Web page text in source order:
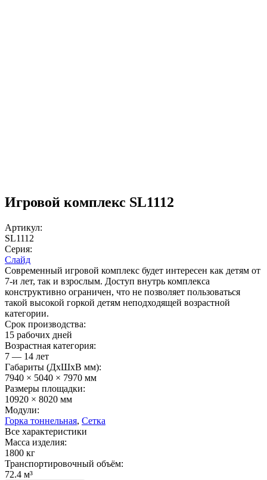
Игровой комплекс SL1112
Артикул:
SL1112
Серия:
Слайд
Современный игровой комплекс будет интересен как детям от
7-и лет, так и взрослым. Доступ внутрь комплекса
конструктивно ограничен, что не позволяет пользоваться
такой высокой горкой детям неподходящей возрастной
категории.
Срок производства:
15 рабочих дней
Возрастная категория:
7 — 14 лет
Габариты (ДхШxВ мм):
7940 × 5040 × 7970 мм
Размеры площадки:
10920 × 8020 мм
Модули:
Горка тоннельная, Сетка
Все характеристики
Масса изделия:
1800 кг
Транспортировочный объём:
72.4 м³